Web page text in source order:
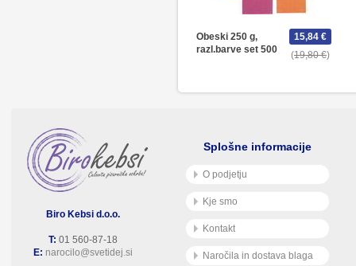
Obeski 250 g,
razl.barve set 500
19,80 €
15,84 €
Biro Kebsi d.o.o.
T: 01 560-87-18
E: narocilo@svetidej.si
Splošne informacije
O podjetju
Kje smo
Kontakt
Naročila in dostava blaga